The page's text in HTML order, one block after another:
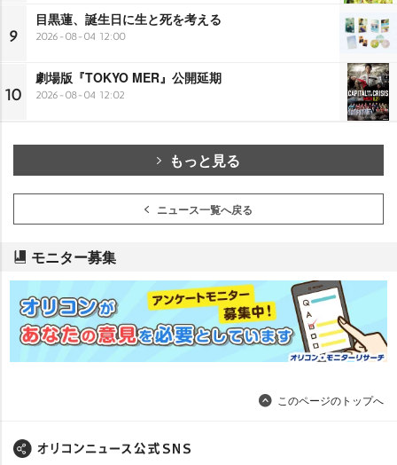
9
目黒蓮、誕生日に生と死を考える
2026-08-04 12:00
10
劇場版『TOKYO MER』公開延期
2026-08-04 12:02
もっと見る
ニュース一覧へ戻る
モニター募集
このページのトップへ